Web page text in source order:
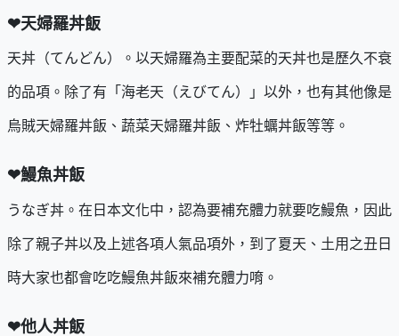
❤天婦羅丼飯
天丼（てんどん）。以天婦羅為主要配菜的天丼也是歷久不衰
的品項。除了有「海老天（えびてん）」以外，也有其他像是
烏賊天婦羅丼飯、蔬菜天婦羅丼飯、炸牡蠣丼飯等等。
❤鰻魚丼飯
うなぎ丼。在日本文化中，認為要補充體力就要吃鰻魚，因此
除了親子丼以及上述各項人氣品項外，到了夏天、土用之丑日
時大家也都會吃吃鰻魚丼飯來補充體力唷。
❤他人丼飯